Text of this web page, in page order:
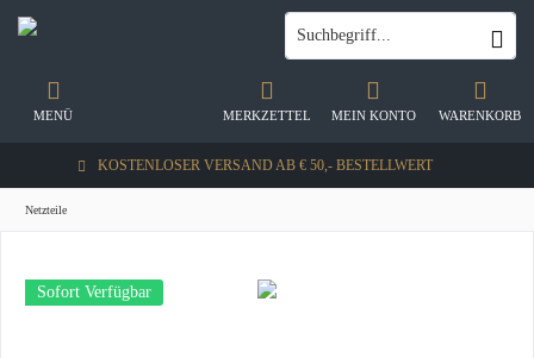
KOSTENLOSER VERSAND AB € 50,- BESTELLWERT
WARENKORB
MERKZETTEL MEIN KONTO
MENÜ
Netzteile
Sofort Verfügbar